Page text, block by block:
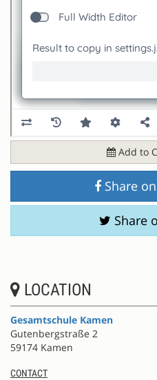
Add to
Share
Share
LOCATION
Gesamtschule Kamen
Gutenbergstraße 2
59174 Kamen
CONTACT